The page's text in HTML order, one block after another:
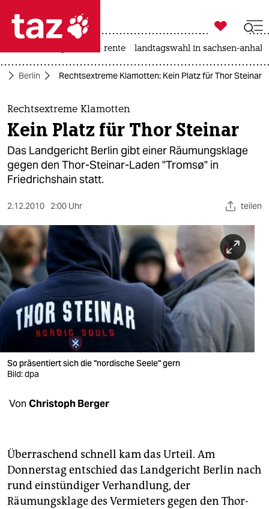
 taz zahl ich
taz zahl ich
themen
politik
öko
sport
berlin
nord
wahrheit
verlag
verlag
veranstaltungen
unterstützen
abo

taz zahl ich
rente landtagswahl in sachsen-anhalt
Berlin Rechtsextreme Klamotten: Kein Platz für Thor Steinar
Rechtsextreme Klamotten
Kein Platz für Thor Steinar
Das Landgericht Berlin gibt einer Räumungsklage
gegen den Thor-Steinar-Laden "Tromsø" in
Friedrichshain statt.
2.12.2010 2:00 Uhr teilen
So präsentiert sich die "nordische Seele" gern
Bild: dpa
Von Christoph Berger
Überraschend schnell kam das Urteil. Am
Donnerstag entschied das Landgericht Berlin nach
rund einstündiger Verhandlung, der
Räumungsklage des Vermieters gegen den Thor-